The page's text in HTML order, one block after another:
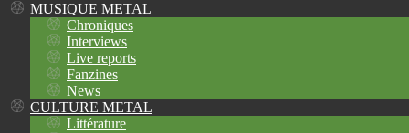
MUSIQUE METAL
Chroniques
Interviews
Live reports
Fanzines
News
CULTURE METAL
Littérature